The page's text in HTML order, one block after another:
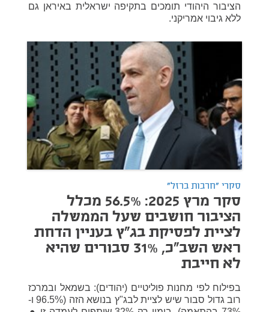
הציבור היהודי תומכים בתקיפה ישראלית באיראן גם
ללא גיבוי אמריקני.
סקרי "חרבות ברזל"
סקר מרץ 2025: 56.5% מכלל
הציבור חושבים שעל הממשלה
לציית לפסיקת בג”ץ בעניין הדחת
ראש השב"כ, 31% סבורים שהיא
לא חייבת
בפילוח לפי מחנות פוליטיים (יהודים): בשמאל ובמרכז
רוב גדול סבור שיש לציית לבג"ץ בנושא הזה (96.5% ו-